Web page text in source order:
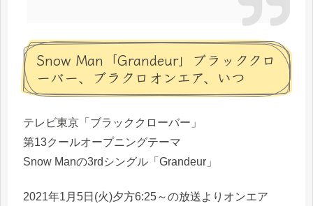
Snow Man「Grandeur」ブラッククロ
ーバー、ブラクロオンエア、いつ
テレビ東京「ブラッククローバー」
第13クールオープニングテーマ
Snow Manの3rdシングル「Grandeur」
2021年1月5日(火)夕方6:25～の放送よりオンエア